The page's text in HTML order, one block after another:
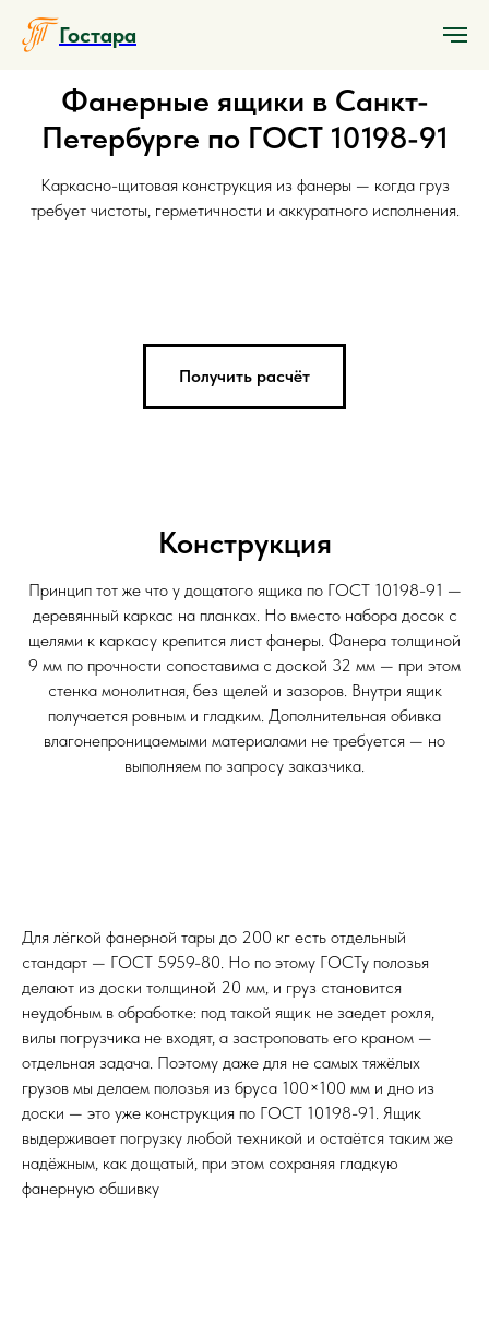
Гостара
Фанерные ящики в Санкт-
Петербурге по ГОСТ 10198-91
Каркасно-щитовая конструкция из фанеры — когда груз
требует чистоты, герметичности и аккуратного исполнения.
Получить расчёт
Конструкция
Принцип тот же что у дощатого ящика по ГОСТ 10198-91 —
деревянный каркас на планках. Но вместо набора досок с
щелями к каркасу крепится лист фанеры. Фанера толщиной
9 мм по прочности сопоставима с доской 32 мм — при этом
стенка монолитная, без щелей и зазоров. Внутри ящик
получается ровным и гладким. Дополнительная обивка
влагонепроницаемыми материалами не требуется — но
выполняем по запросу заказчика.
Для лёгкой фанерной тары до 200 кг есть отдельный
стандарт — ГОСТ 5959-80. Но по этому ГОСТу полозья
делают из доски толщиной 20 мм, и груз становится
неудобным в обработке: под такой ящик не заедет рохля,
вилы погрузчика не входят, а застроповать его краном —
отдельная задача. Поэтому даже для не самых тяжёлых
грузов мы делаем полозья из бруса 100×100 мм и дно из
доски — это уже конструкция по ГОСТ 10198-91. Ящик
выдерживает погрузку любой техникой и остаётся таким же
надёжным, как дощатый, при этом сохраняя гладкую
фанерную обшивку